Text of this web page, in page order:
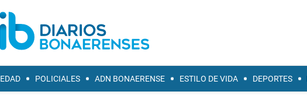
POLICIALES ADN BONAERENSE ESTILO DE VIDA DEPORTES